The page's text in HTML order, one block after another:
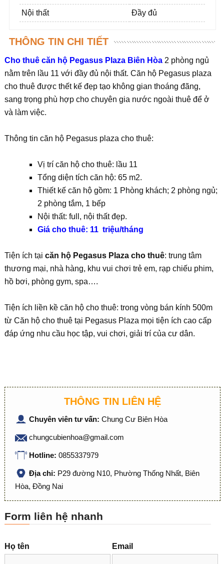
Nội thất Đầy đủ
THÔNG TIN CHI TIẾT
Cho thuê căn hộ Pegasus Plaza Biên Hòa 2 phòng ngủ
nằm trên lầu 11 với đầy đủ nội thất. Căn hộ Pegasus plaza
cho thuê được thết kế đẹp tạo không gian thoáng đãng,
sang trọng phù hợp cho chuyên gia nước ngoài thuê để ở
và làm việc.
Thông tin căn hộ Pegasus plaza cho thuê:
Vị trí căn hộ cho thuê: lầu 11
Tổng diện tích căn hộ: 65 m2.
Thiết kế căn hộ gồm: 1 Phòng khách; 2 phòng ngủ;
2 phòng tắm, 1 bếp
Nội thất: full, nội thất đẹp.
Giá cho thuê: 11 triệu/tháng
Tiện ích tại căn hộ Pegasus Plaza cho thuê: trung tâm
thương mại, nhà hàng, khu vui chơi trẻ em, rạp chiếu phim,
hồ bơi, phòng gym, spa….
Tiện ích liền kề căn hộ cho thuê: trong vòng bán kính 500m
từ Căn hộ cho thuê tại Pegasus Plaza mọi tiện ích cao cấp
đáp ứng nhu cầu học tập, vui chơi, giải trí của cư dân.
THÔNG TIN LIÊN HỆ
Chuyên viên tư vấn: Chung Cư Biên Hòa
chungcubienhoa@gmail.com
Hotline: 0855337979
Địa chỉ: P29 đường N10, Phường Thống Nhất, Biên
Hòa, Đồng Nai
Form liên hệ nhanh
Họ tên Email